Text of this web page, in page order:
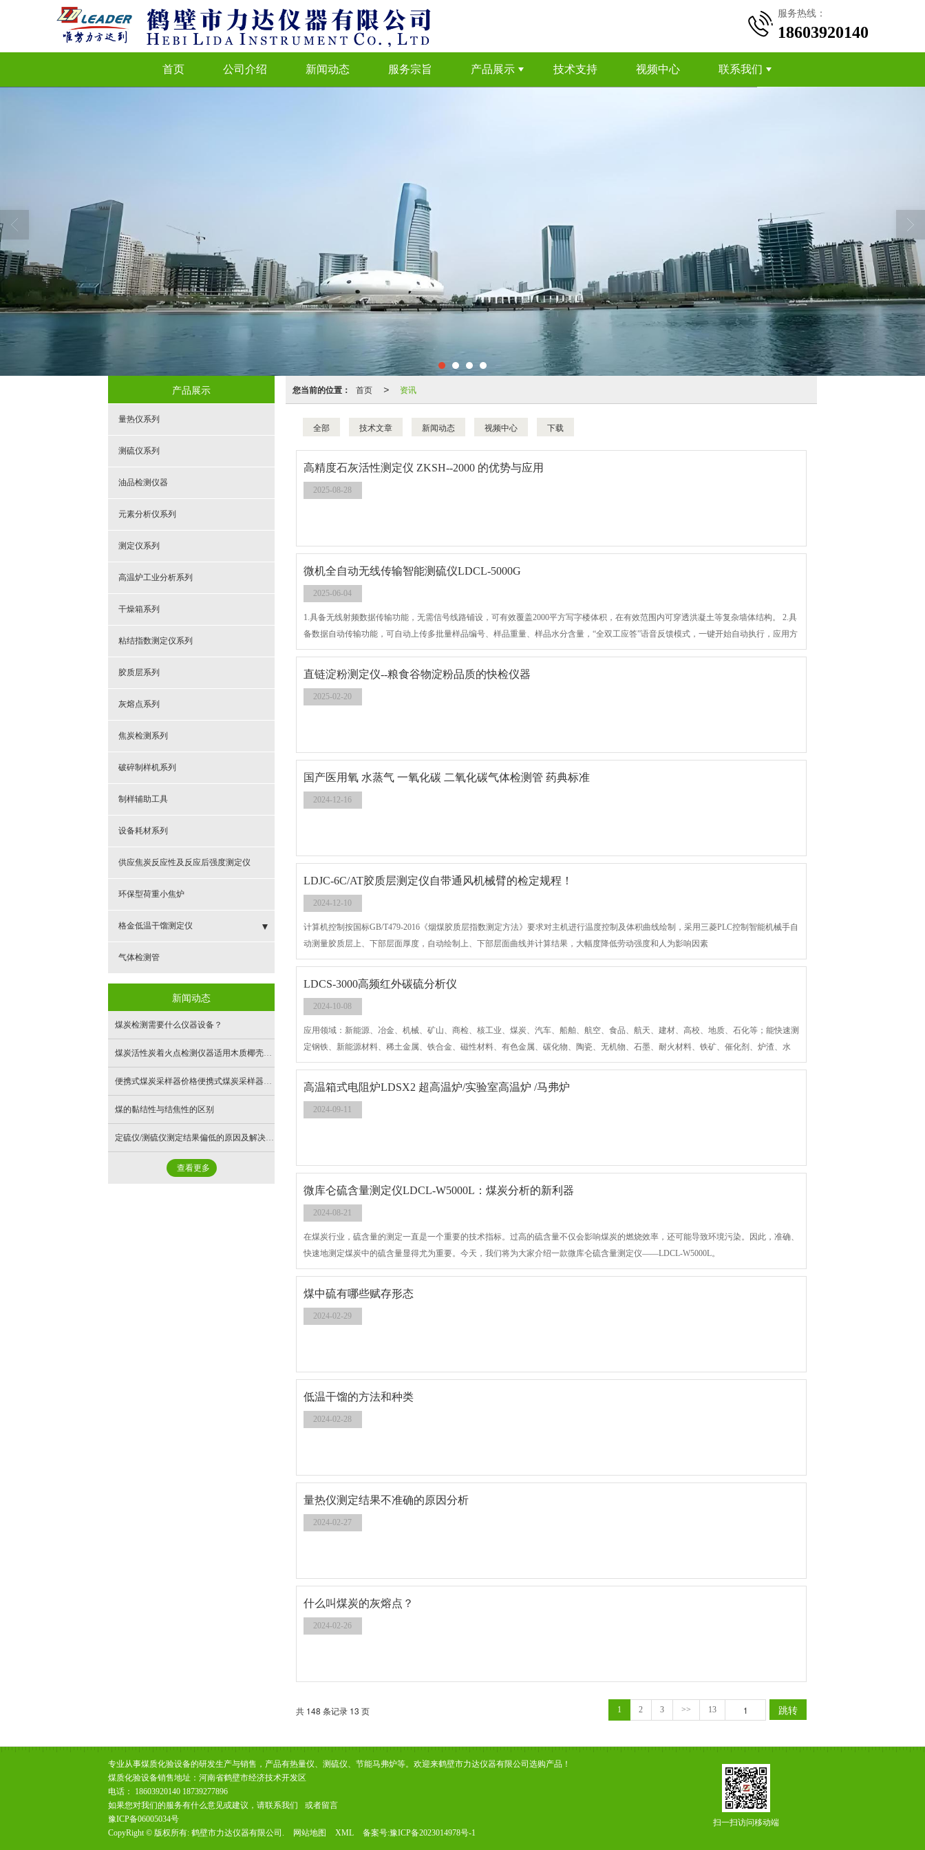
服务热线：
18603920140
首页 公司介绍 新闻动态 服务宗旨 产品展示 技术支持 视频中心 联系我们
您当前的位置： 首页 > 资讯
全部 技术文章 新闻动态 视频中心 下载
高精度石灰活性测定仪 ZKSH--2000 的优势与应用
2025-08-28
微机全自动无线传输智能测硫仪LDCL-5000G
2025-06-04
1.具备无线射频数据传输功能，无需信号线路铺设，可有效覆盖2000平方写字楼体积，在有效范围内可穿透洪凝土等复杂墙体结构。 2.具
备数据自动传输功能，可自动上传多批量样品编号、样品重量、样品水分含量，“全双工应答”语音反馈模式，一键开始自动执行，应用方
便，性能可靠。
直链淀粉测定仪--粮食谷物淀粉品质的快检仪器
2025-02-20
国产医用氧 水蒸气 一氧化碳 二氧化碳气体检测管 药典标准
2024-12-16
LDJC-6C/AT胶质层测定仪自带通风机械臂的检定规程！
2024-12-10
计算机控制按国标GB/T479-2016《烟煤胶质层指数测定方法》要求对主机进行温度控制及体积曲线绘制，采用三菱PLC控制智能机械手自
动测量胶质层上、下部层面厚度，自动绘制上、下部层面曲线并计算结果，大幅度降低劳动强度和人为影响因素
LDCS-3000高频红外碳硫分析仪
2024-10-08
应用领域：新能源、冶金、机械、矿山、商检、核工业、煤炭、汽车、船舶、航空、食品、航天、建材、高校、地质、石化等；能快速测
定钢铁、新能源材料、稀土金属、铁合金、磁性材料、有色金属、碳化物、陶瓷、无机物、石墨、耐火材料、铁矿、催化剂、炉渣、水
泥、煤、焦炭、岩石及其它材料中碳、碳硫两元素的质量分数。
高温箱式电阻炉LDSX2 超高温炉/实验室高温炉 /马弗炉
2024-09-11
微库仑硫含量测定仪LDCL-W5000L：煤炭分析的新利器
2024-08-21
在煤炭行业，硫含量的测定一直是一个重要的技术指标。过高的硫含量不仅会影响煤炭的燃烧效率，还可能导致环境污染。因此，准确、
快速地测定煤炭中的硫含量显得尤为重要。今天，我们将为大家介绍一款微库仑硫含量测定仪——LDCL-W5000L。
煤中硫有哪些赋存形态
2024-02-29
低温干馏的方法和种类
2024-02-28
量热仪测定结果不准确的原因分析
2024-02-27
什么叫煤炭的灰熔点？
2024-02-26
共 148 条记录 13 页 1 2 3 >> 13 跳转
产品展示
量热仪系列
测硫仪系列
油品检测仪器
元素分析仪系列
测定仪系列
高温炉工业分析系列
干燥箱系列
粘结指数测定仪系列
胶质层系列
灰熔点系列
焦炭检测系列
破碎制样机系列
制样辅助工具
设备耗材系列
供应焦炭反应性及反应后强度测定仪
环保型荷重小焦炉
格金低温干馏测定仪
- 新分类
气体检测管
新闻动态
煤炭检测需要什么仪器设备？
煤炭活性炭着火点检测仪器适用木质椰壳活性炭
便携式煤炭采样器价格便携式煤炭采样器厂家参数
煤的黏结性与结焦性的区别
定硫仪/测硫仪测定结果偏低的原因及解决办法
查看更多
专业从事煤质化验设备的研发生产与销售，产品有热量仪、测硫仪、节能马弗炉等。欢迎来鹤壁市力达仪器有限公司选购产品！
煤质化验设备销售地址：河南省鹤壁市经济技术开发区
电话： 18603920140 18739277896
如果您对我们的服务有什么意见或建议，请联系我们 或者留言
豫ICP备06005034号
CopyRight © 版权所有: 鹤壁市力达仪器有限公司. 网站地图 XML 备案号:豫ICP备2023014978号-1
扫一扫访问移动端